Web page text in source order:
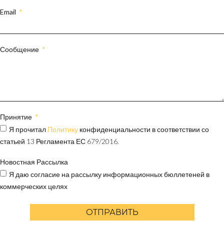
Email
Сообщение
Принятие
Я прочитал Политику конфиденциальности в соответствии со
статьей 13 Регламента ЕС 679/2016.
Новостная Рассылка
Я даю согласие на рассылку информационных бюллетеней в
коммерческих целях
ОТПРАВИТЬ